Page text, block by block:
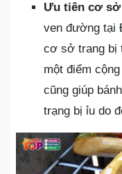
Ưu tiên cơ sở
ven đường tại
cơ sở trang bị
một điểm
cũng giúp
trạng bị ỉu do